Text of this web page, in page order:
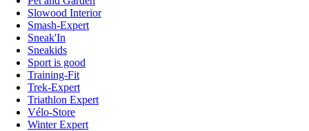
Slowood Interior
Smash-Expert
Sneak'In
Sneakids
Sport is good
Training-Fit
Trek-Expert
Triathlon Expert
Vélo-Store
Winter Expert